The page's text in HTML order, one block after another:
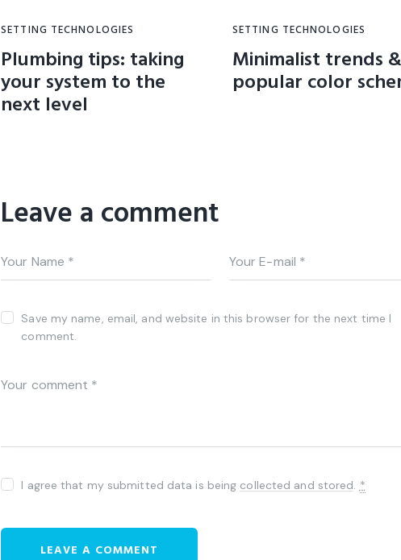
SETTING TECHNOLOGIES
Plumbing tips: taking
your system to the
next level
SETTING TECHNOLOGIES
Minimalist trends &
popular color
Leave a comment
Save my name, email, and website in this browser for the next time I
comment.
I agree that my submitted data is being collected and stored. *